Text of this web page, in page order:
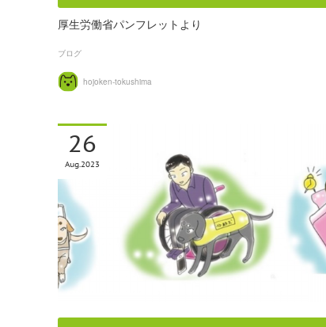
厚生労働省パンフレットより
ブログ
hojoken-tokushima
26
Aug2023